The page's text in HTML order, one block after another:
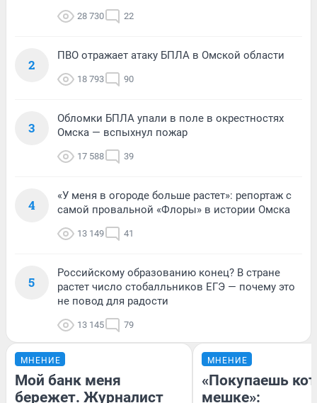
28 730 22
2
ПВО отражает атаку БПЛА в Омской области
18 793 90
3
Обломки БПЛА упали в поле в окрестностях
Омска — вспыхнул пожар
17 588 39
4
«У меня в огороде больше растет»: репортаж с
самой провальной «Флоры» в истории Омска
13 149 41
5
Российскому образованию конец? В стране
растет число стобалльников ЕГЭ — почему это
не повод для радости
13 145 79
МНЕНИЕ
Мой банк меня
бережет. Журналист
МНЕНИЕ
«Покупаешь
мешке»: